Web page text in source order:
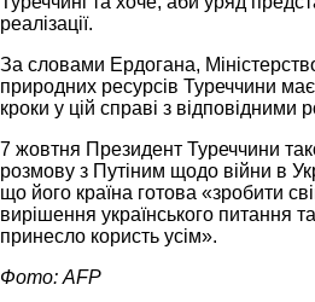
реалізації.
За словами Ердогана,
природних ресурсів Туреччини
кроки у цій справі з відповідними
7 жовтня Президент Туреччини
розмову з Путіним щодо війни в
що його країна готова «зробити
вирішення українського питання
принесло користь усім».
Фото: AFP